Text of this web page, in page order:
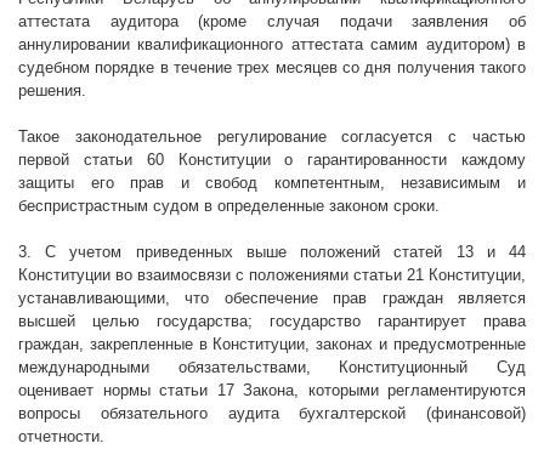
аттестата аудитора (кроме случая подачи заявления об
аннулировании квалификационного аттестата самим аудитором) в
судебном порядке в течение трех месяцев со дня получения такого
решения.
Такое законодательное регулирование согласуется с частью
первой статьи 60 Конституции о гарантированности каждому
защиты его прав и свобод компетентным, независимым и
беспристрастным судом в определенные законом сроки.
3. С учетом приведенных выше положений статей 13 и 44
Конституции во взаимосвязи с положениями статьи 21 Конституции,
устанавливающими, что обеспечение прав граждан является
высшей целью государства; государство гарантирует права
граждан, закрепленные в Конституции, законах и предусмотренные
международными обязательствами, Конституционный Суд
оценивает нормы статьи 17 Закона, которыми регламентируются
вопросы обязательного аудита бухгалтерской (финансовой)
отчетности.